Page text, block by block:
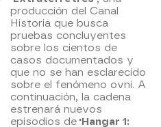
producción del Canal
Historia que busca
pruebas concluyentes
sobre los cientos de
casos documentados y
que no se han esclarecido
sobre el fenómeno ovni. A
continuación, la cadena
estrenará nuevos
episodios de 'Hangar 1: